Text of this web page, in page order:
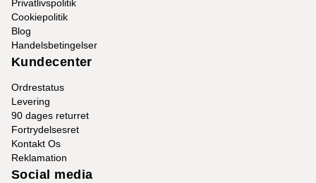
Privatlivspolitik
Cookiepolitik
Blog
Handelsbetingelser
Kundecenter
Ordrestatus
Levering
90 dages returret
Fortrydelsesret
Kontakt Os
Reklamation
Social media